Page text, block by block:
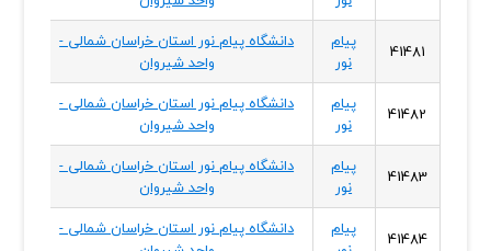
41481
پیام
نور
دانشگاه پیام نور استان خراسان شمالی -
واحد شیروان
41482
پیام
نور
دانشگاه پیام نور استان خراسان شمالی -
واحد شیروان
41483
پیام
نور
دانشگاه پیام نور استان خراسان شمالی -
واحد شیروان
41484
پیام
دانشگاه پیام نور استان خراسان شمالی -